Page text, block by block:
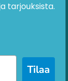
tarjouksista.
Tilaa